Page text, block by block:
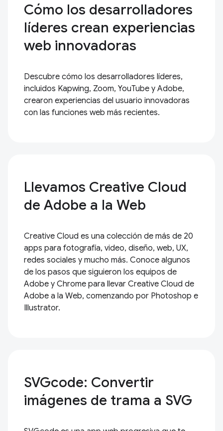
Cómo los desarrolladores
líderes crean experiencias
web innovadoras
Descubre cómo los desarrolladores líderes,
incluidos Kapwing, Zoom, YouTube y Adobe,
crearon experiencias del usuario innovadoras
con las funciones web más recientes.
Llevamos Creative Cloud
de Adobe a la Web
Creative Cloud es una colección de más de 20
apps para fotografía, video, diseño, web, UX,
redes sociales y mucho más. Conoce algunos
de los pasos que siguieron los equipos de
Adobe y Chrome para llevar Creative Cloud de
Adobe a la Web, comenzando por Photoshop e
Illustrator.
SVGcode: Convertir
imágenes de trama a SVG